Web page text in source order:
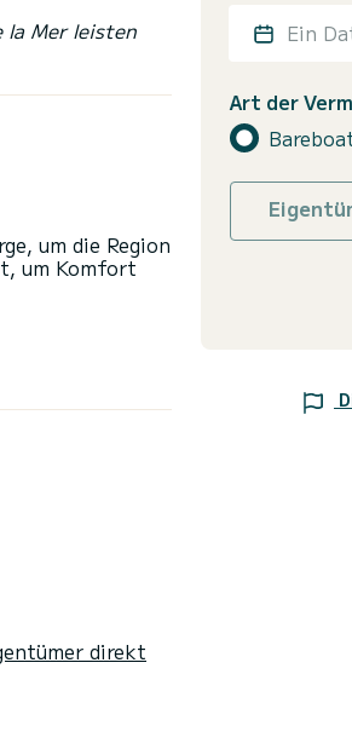
la Mer leisten
um die Region
um Komfort
verfügt über
direkt
Art der